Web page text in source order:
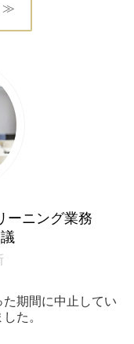
≫
ーニング業務
期間に中止してい
た。